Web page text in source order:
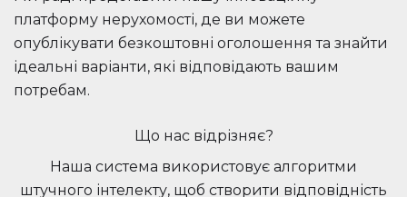
платформу нерухомості, де ви можете
опублікувати безкоштовні оголошення та знайти
ідеальні варіанти, які відповідають вашим
потребам.
Що нас відрізняє?
Наша система використовує алгоритми
штучного інтелекту, щоб створити відповідність